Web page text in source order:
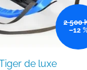
2 500
–12
de luxe